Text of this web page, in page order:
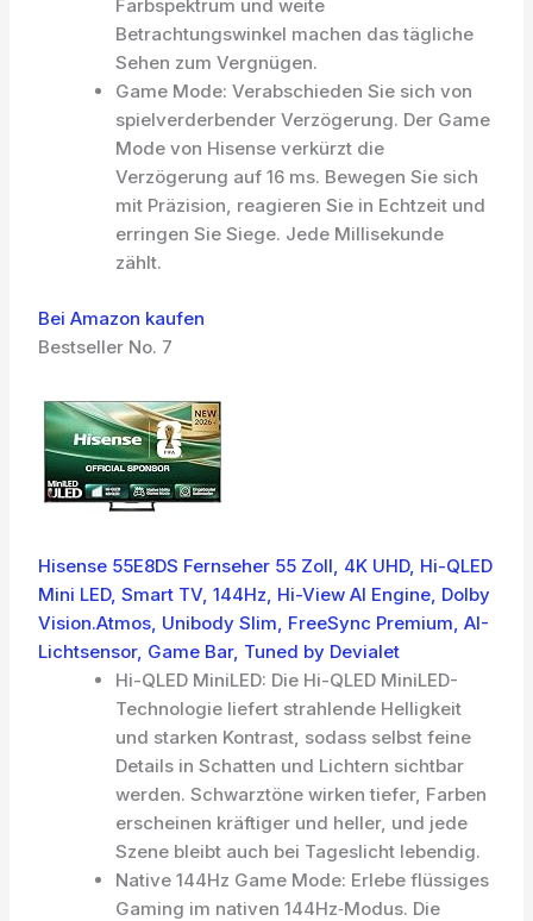
Farbspektrum und weite
Betrachtungswinkel machen das tägliche
Sehen zum Vergnügen.
Game Mode: Verabschieden Sie sich von
spielverderbender Verzögerung. Der Game
Mode von Hisense verkürzt die
Verzögerung auf 16 ms. Bewegen Sie sich
mit Präzision, reagieren Sie in Echtzeit und
erringen Sie Siege. Jede Millisekunde
zählt.
Bei Amazon kaufen
Bestseller No. 7
Hisense 55E8DS Fernseher 55 Zoll, 4K UHD, Hi-QLED
Mini LED, Smart TV, 144Hz, Hi-View AI Engine, Dolby
Vision.Atmos, Unibody Slim, FreeSync Premium, AI-
Lichtsensor, Game Bar, Tuned by Devialet
Hi-QLED MiniLED: Die Hi-QLED MiniLED-
Technologie liefert strahlende Helligkeit
und starken Kontrast, sodass selbst feine
Details in Schatten und Lichtern sichtbar
werden. Schwarztöne wirken tiefer, Farben
erscheinen kräftiger und heller, und jede
Szene bleibt auch bei Tageslicht lebendig.
Native 144Hz Game Mode: Erlebe flüssiges
Gaming im nativen 144Hz‑Modus. Die